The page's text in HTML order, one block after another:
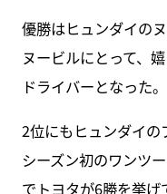
優勝はヒュンダイの
ヌービルにとって、
ドライバーとなった。
2位にもヒュンダイの
シーズン初のワンツ
でトヨタが6勝を挙